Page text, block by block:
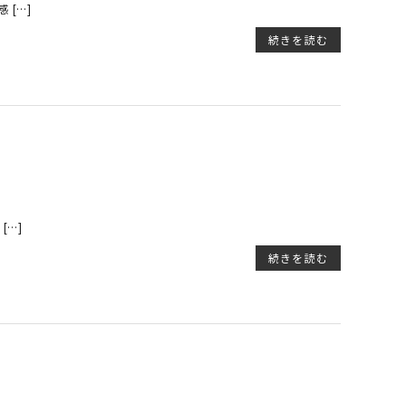
[…]
続きを読む
[…]
続きを読む